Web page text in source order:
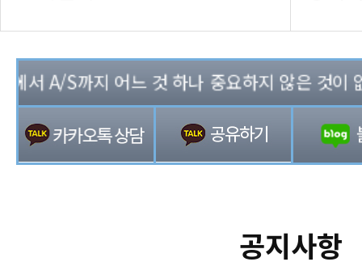
서 A/S까지 어느 것 하나 중요하지 않은 것이
공지사항